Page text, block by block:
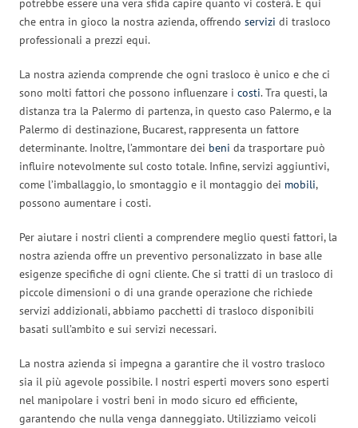
potrebbe essere una vera sfida capire quanto vi costerà. È qui
che entra in gioco la nostra azienda, offrendo servizi di trasloco
professionali a prezzi equi.
La nostra azienda comprende che ogni trasloco è unico e che ci
sono molti fattori che possono influenzare i costi. Tra questi, la
distanza tra la Palermo di partenza, in questo caso Palermo, e la
Palermo di destinazione, Bucarest, rappresenta un fattore
determinante. Inoltre, l’ammontare dei beni da trasportare può
influire notevolmente sul costo totale. Infine, servizi aggiuntivi,
come l’imballaggio, lo smontaggio e il montaggio dei mobili,
possono aumentare i costi.
Per aiutare i nostri clienti a comprendere meglio questi fattori, la
nostra azienda offre un preventivo personalizzato in base alle
esigenze specifiche di ogni cliente. Che si tratti di un trasloco di
piccole dimensioni o di una grande operazione che richiede
servizi addizionali, abbiamo pacchetti di trasloco disponibili
basati sull’ambito e sui servizi necessari.
La nostra azienda si impegna a garantire che il vostro trasloco
sia il più agevole possibile. I nostri esperti movers sono esperti
nel manipolare i vostri beni in modo sicuro ed efficiente,
garantendo che nulla venga danneggiato. Utilizziamo veicoli